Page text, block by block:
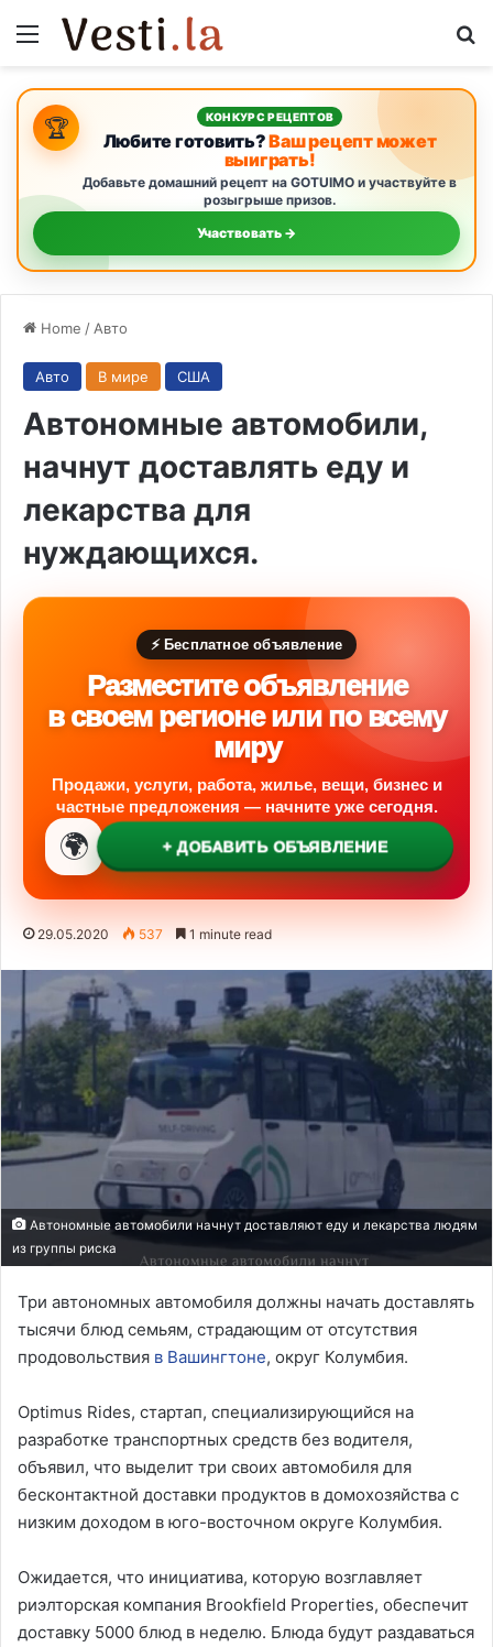
Menu
🏆 КОНКУРС РЕЦЕПТОВ
Любите готовить?Ваш рецепт может
выиграть!
Добавьте домашний рецепт на GOTUIMO и участвуйте в
розыгрыше призов.
Участвовать →
Home / Авто
Авто В мире США
Автономные автомобили,
начнут доставлять еду и
лекарства для
нуждающихся.
⚡ Бесплатное объявление
Разместите объявление
в своем регионе или по всему
миру
Продажи, услуги, работа, жилье, вещи, бизнес и
частные предложения — начните уже сегодня.
🌍 + ДОБАВИТЬ ОБЪЯВЛЕНИЕ
29.05.2020 537 1 minute read
Автономные автомобили начнут доставляют еду и лекарства людям
из группы риска
Три автономных автомобиля должны начать доставлять
тысячи блюд семьям, страдающим от отсутствия
продовольствия в Вашингтоне, округ Колумбия.
Optimus Rides, стартап, специализирующийся на
разработке транспортных средств без водителя,
объявил, что выделит три своих автомобиля для
бесконтактной доставки продуктов в домохозяйства с
низким доходом в юго-восточном округе Колумбия.
Ожидается, что инициатива, которую возглавляет
риэлторская компания Brookfield Properties, обеспечит
доставку 5000 блюд в неделю. Блюда будут раздаваться